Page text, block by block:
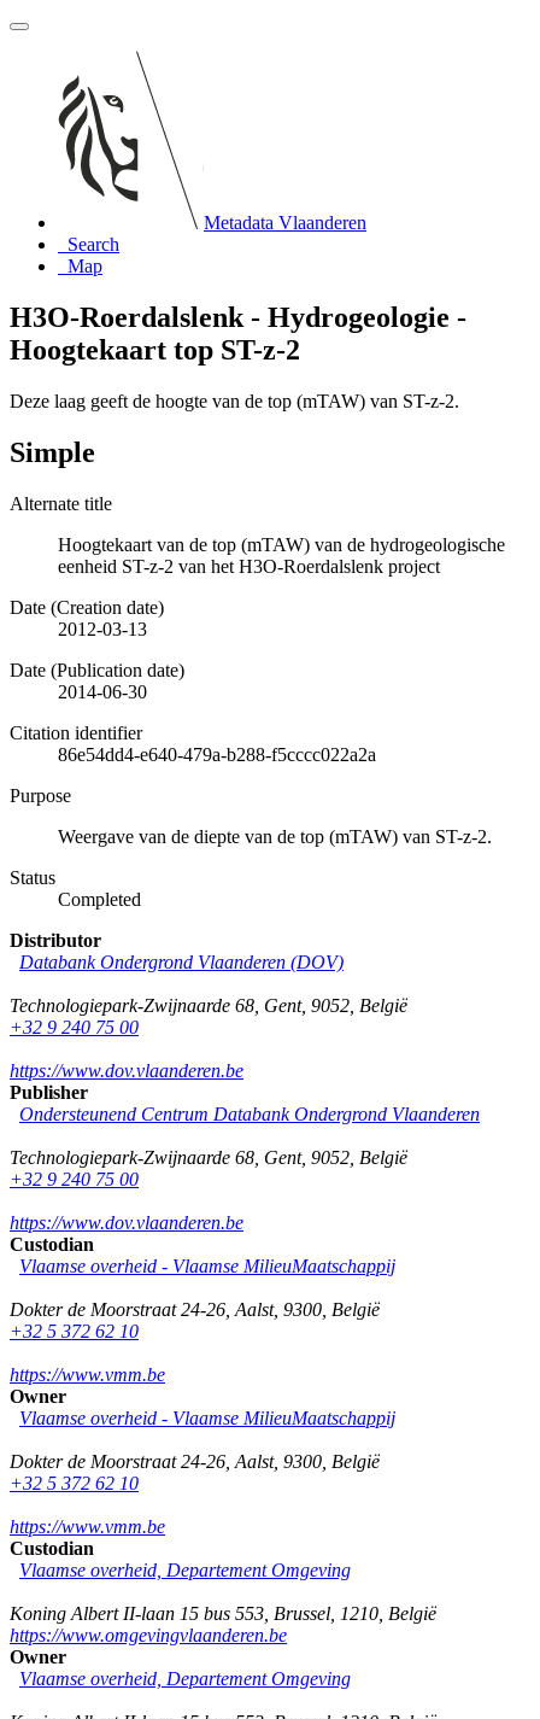
Metadata Vlaanderen
Search
Map
H3O-Roerdalslenk - Hydrogeologie -
Hoogtekaart top ST-z-2
Deze laag geeft de hoogte van de top (mTAW) van ST-z-2.
Simple
Alternate title
Hoogtekaart van de top (mTAW) van de hydrogeologische
eenheid ST-z-2 van het H3O-Roerdalslenk project
Date (Creation date)
2012-03-13
Date (Publication date)
2014-06-30
Citation identifier
86e54dd4-e640-479a-b288-f5cccc022a2a
Purpose
Weergave van de diepte van de top (mTAW) van ST-z-2.
Status
Completed
Distributor
Databank Ondergrond Vlaanderen (DOV)
Technologiepark-Zwijnaarde 68 Gent, 9052 België
+32 9 240 75 00
https://www.dov.vlaanderen.be
Publisher
Ondersteunend Centrum Databank Ondergrond Vlaanderen
Technologiepark-Zwijnaarde 68 Gent, 9052 België
+32 9 240 75 00
https://www.dov.vlaanderen.be
Custodian
Vlaamse overheid - Vlaamse MilieuMaatschappij
Dokter de Moorstraat 24-26 Aalst, 9300 België
+32 5 372 62 10
https://www.vmm.be
Owner
Vlaamse overheid - Vlaamse MilieuMaatschappij
Dokter de Moorstraat 24-26 Aalst, 9300 België
+32 5 372 62 10
https://www.vmm.be
Custodian
Vlaamse overheid, Departement Omgeving
Koning Albert II-laan 15 bus 553 Brussel 1210 België
https://www.omgevingvlaanderen.be
Owner
Vlaamse overheid, Departement Omgeving